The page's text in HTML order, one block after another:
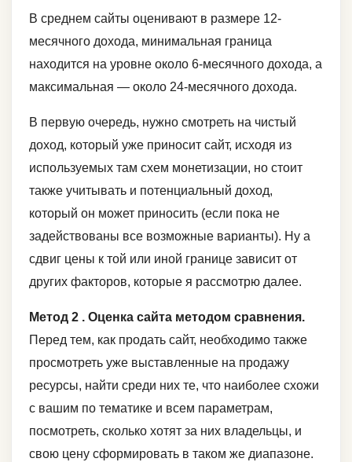
В среднем сайты оценивают в размере 12-
месячного дохода, минимальная граница
находится на уровне около 6-месячного дохода, а
максимальная — около 24-месячного дохода.
В первую очередь, нужно смотреть на чистый
доход, который уже приносит сайт, исходя из
используемых там схем монетизации, но стоит
также учитывать и потенциальный доход,
который он может приносить (если пока не
задействованы все возможные варианты). Ну а
сдвиг цены к той или иной границе зависит от
других факторов, которые я рассмотрю далее.
Метод 2 . Оценка сайта методом сравнения.
Перед тем, как продать сайт, необходимо также
просмотреть уже выставленные на продажу
ресурсы, найти среди них те, что наиболее схожи
с вашим по тематике и всем параметрам,
посмотреть, сколько хотят за них владельцы, и
свою цену сформировать в таком же диапазоне.